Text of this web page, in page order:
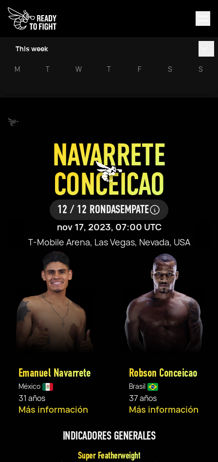
This week
M T W T F S S
NAVARRETE
CONCEICAO
12 / 12 RONDASEMPATE
nov 17, 2023, 07:00 UTC
T-Mobile Arena, Las Vegas, Nevada, USA
Emanuel Navarrete
México
31 años
Más información
INDICADORES GENERALES
Super Featherweight
Robson Conceicao
Brasil
37 años
Más información